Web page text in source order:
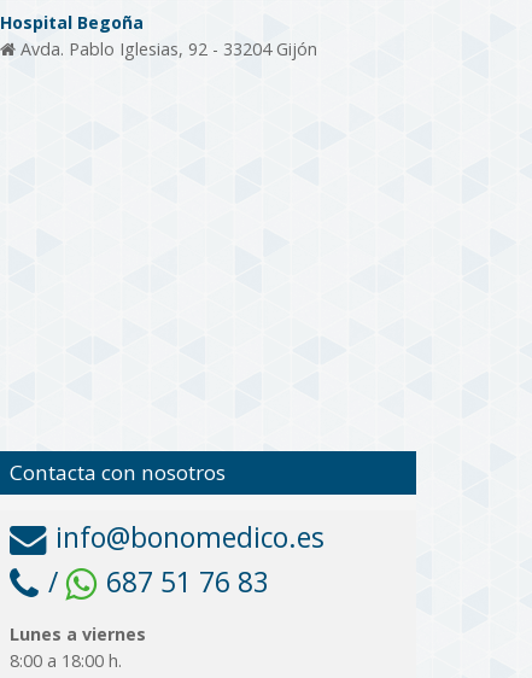
Hospital Begoña
Avda. Pablo Iglesias, 92 - 33204 Gijón
Contacta con nosotros
info@bonomedico.es
/
687 51 76 83
Lunes a viernes
8:00 a 18:00 h.